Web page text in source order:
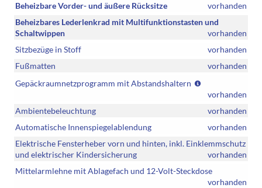
Beheizbare Vorder- und äußere Rücksitze
vorhanden
Beheizbares Lederlenkrad mit Multifunktionstasten und
Schaltwippen
vorhanden
Sitzbezüge in Stoff
vorhanden
Fußmatten
vorhanden
Gepäckraumnetzprogramm mit Abstandshaltern
Gepäcknetze)
vorhanden
Ambientebeleuchtung
vorhanden
Automatische Innenspiegelablendung
vorhanden
Elektrische Fensterheber vorn und hinten, inkl. Einklemmschutz
und elektrischer Kindersicherung
vorhanden
Mittelarmlehne mit Ablagefach und 12-Volt-Steckdose
vorhanden